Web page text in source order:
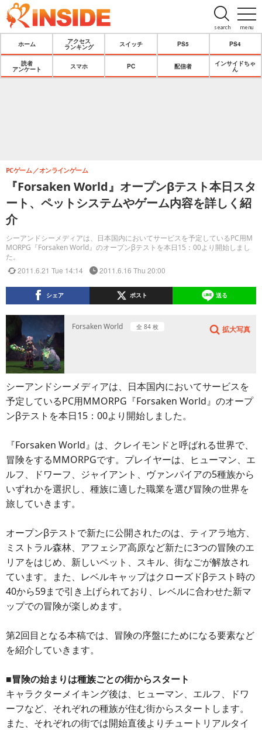
menu
search
ホーム
アクセス
ランキング
スイッチ PS5 PS4
読者
アンケート
スマホ PC 配信者
インサイドちゃ
ん
『Forsaken World』オープンβテスト本日スタ
ート、ペットシステムやゲーム内容を詳しく紹
介
シーアンドシーメディアは、日本国内においてサービスを予定しているPC用M
MORPG『Forsaken World』のオープンβテストを本日15：00より開始しまし
た。
PCゲーム オンラインゲーム
2011.6.21 Tue 14:14 2011.6.16 Thu 20:00
シェア ポスト 送る
Forsaken World 全 84 枚 拡大写真
シーアンドシーメディアは、日本国内においてサービスを
予定しているPC用MMORPG『Forsaken World』のオープ
ンβテストを本日15：00より開始しました。
『Forsaken World』は、クレイモンドと呼ばれる世界で、
冒険をするMMORPGです。プレイヤーは、ヒューマン、エ
ルフ、ドワーフ、ジャイアント、ヴァンパイアの5種族から
いずれかを選択し、種族に適した職業を選び冒険の世界を
旅していきます。
オープンβテストで新たに公開されたのは、ティアラ地方、
ミストラル森林、アフェシア高原など新たに3つの冒険のエ
リアをはじめ、新しいペット、スキル、街なごが解放され
ています。また、レベルキャップはクローズドβテスト時の
40から59まで引き上げられており、レベルに合わせた新マ
ップでの冒険が楽しめます。
第2回目となる本稿では、冒険の序盤にためになる要素など
を紹介していきます。
■冒険の始まりは種族ごとの街からスタート
キャラクターメイキング後は、ヒューマン、エルフ、ドワ
ーフなど、それぞれの種族が住む街からスタートします。
また、それぞれの街では開始直後よりチュートリアルタイ